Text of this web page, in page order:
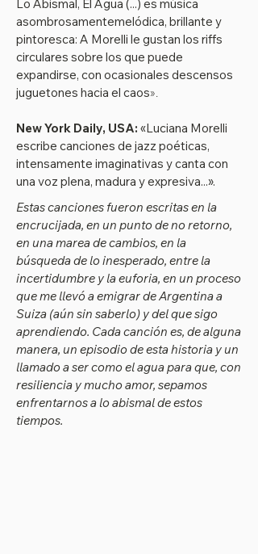
Lo Abismal, El Agua (...) es música
asombrosamentemelódica, brillante y
pintoresca: A Morelli le gustan los riffs
circulares sobre los que puede
expandirse, con ocasionales descensos
juguetones hacia el caos».
New York Daily, USA: «Luciana Morelli
escribe canciones de jazz poéticas,
intensamente imaginativas y canta con
una voz plena, madura y expresiva...».
Estas canciones fueron escritas en la
encrucijada, en un punto de no retorno,
en una marea de cambios, en la
búsqueda de lo inesperado, entre la
incertidumbre y la euforia, en un proceso
que me llevó a emigrar de Argentina a
Suiza (aún sin saberlo) y del que sigo
aprendiendo. Cada canción es, de alguna
manera, un episodio de esta historia y un
llamado a ser como el agua para que, con
resiliencia y mucho amor, sepamos
enfrentarnos a lo abismal de estos
tiempos.